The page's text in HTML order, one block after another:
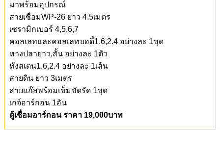
มาพร้อมอุปกรณ์
สายเชื่อมWP-26 ยาว 4.5เมตร
เซรามิกเบอร์ 4,5,6,7
คอลเลทและคอลเลทบอดี้1.6,2.4 อย่างละ 1ชุด
หางปลายาว,สั้น อย่างละ 1ตัว
ทังสเตน1.6,2.4 อย่างละ 1เส้น
สายดิน ยาว 3เมตร
สายแก๊สพร้อมเข็มขัดรัด 1ชุด
เกจ์อาร์กอน 1อัน
ตู้เชื่อมอาร์กอน ราคา 19,000บาท